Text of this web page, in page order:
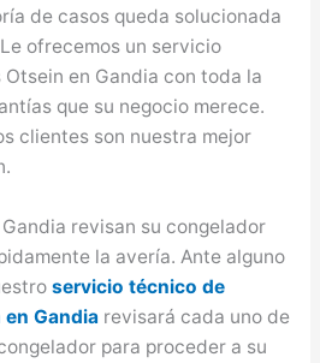
de casos queda solucionada
ofrecemos un servicio
en Gandia con toda la
que su negocio merece.
clientes son nuestra mejor
revisan su congelador
la avería. Ante alguno
servicio técnico de
Gandiarevisará cada uno de
para proceder a su